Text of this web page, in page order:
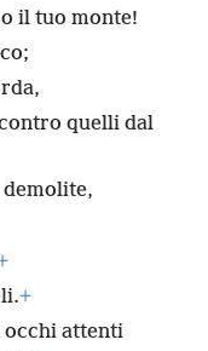
il tuo monte!
quelli dal
demolite,
+
occhi attenti